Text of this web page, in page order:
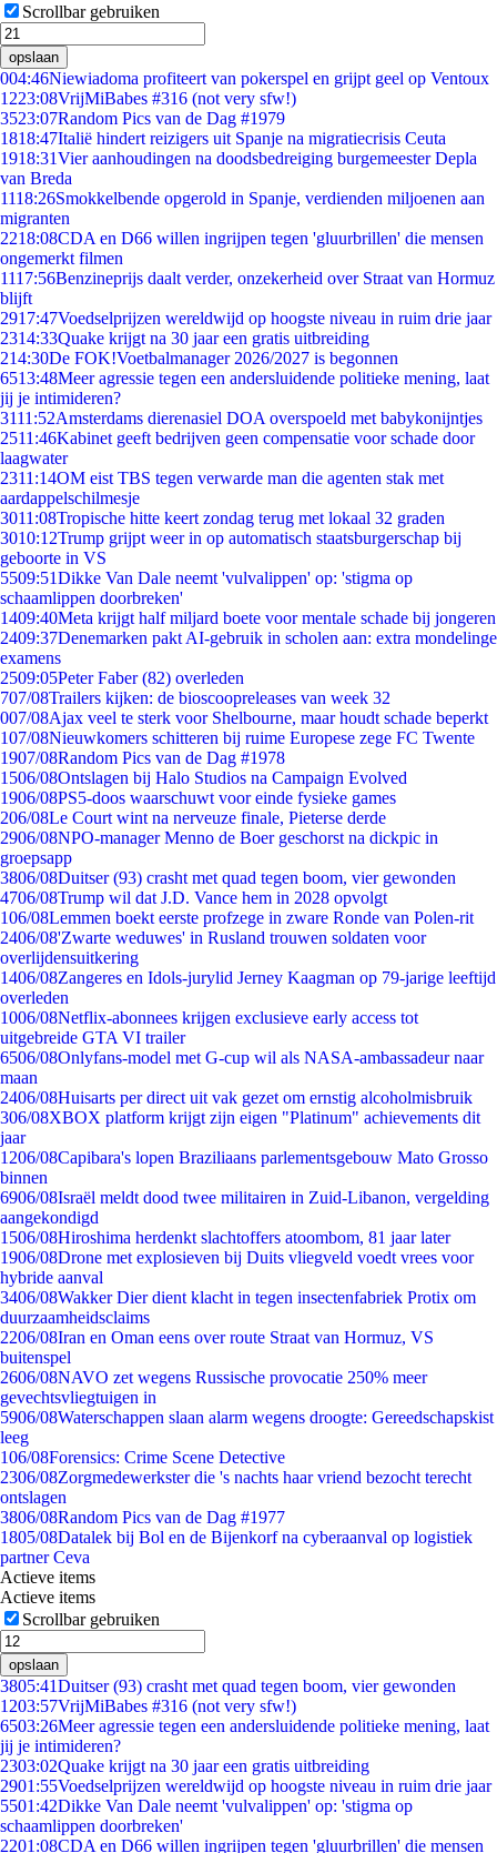
Scrollbar gebruiken
opslaan
004:46Niewiadoma profiteert van pokerspel en grijpt geel op Ventoux
1223:08VrijMiBabes #316 (not very sfw!)
3523:07Random Pics van de Dag #1979
1818:47Italië hindert reizigers uit Spanje na migratiecrisis Ceuta
1918:31Vier aanhoudingen na doodsbedreiging burgemeester Depla
van Breda
1118:26Smokkelbende opgerold in Spanje, verdienden miljoenen aan
migranten
2218:08CDA en D66 willen ingrijpen tegen 'gluurbrillen' die mensen
ongemerkt filmen
1117:56Benzineprijs daalt verder, onzekerheid over Straat van Hormuz
blijft
2917:47Voedselprijzen wereldwijd op hoogste niveau in ruim drie jaar
2314:33Quake krijgt na 30 jaar een gratis uitbreiding
214:30De FOK!Voetbalmanager 2026/2027 is begonnen
6513:48Meer agressie tegen een andersluidende politieke mening, laat
jij je intimideren?
3111:52Amsterdams dierenasiel DOA overspoeld met babykonijntjes
2511:46Kabinet geeft bedrijven geen compensatie voor schade door
laagwater
2311:14OM eist TBS tegen verwarde man die agenten stak met
aardappelschilmesje
3011:08Tropische hitte keert zondag terug met lokaal 32 graden
3010:12Trump grijpt weer in op automatisch staatsburgerschap bij
geboorte in VS
5509:51Dikke Van Dale neemt 'vulvalippen' op: 'stigma op
schaamlippen doorbreken'
1409:40Meta krijgt half miljard boete voor mentale schade bij jongeren
2409:37Denemarken pakt AI-gebruik in scholen aan: extra mondelinge
examens
2509:05Peter Faber (82) overleden
707/08Trailers kijken: de bioscoopreleases van week 32
007/08Ajax veel te sterk voor Shelbourne, maar houdt schade beperkt
107/08Nieuwkomers schitteren bij ruime Europese zege FC Twente
1907/08Random Pics van de Dag #1978
1506/08Ontslagen bij Halo Studios na Campaign Evolved
1906/08PS5-doos waarschuwt voor einde fysieke games
206/08Le Court wint na nerveuze finale, Pieterse derde
2906/08NPO-manager Menno de Boer geschorst na dickpic in
groepsapp
3806/08Duitser (93) crasht met quad tegen boom, vier gewonden
4706/08Trump wil dat J.D. Vance hem in 2028 opvolgt
106/08Lemmen boekt eerste profzege in zware Ronde van Polen-rit
2406/08'Zwarte weduwes' in Rusland trouwen soldaten voor
overlijdensuitkering
1406/08Zangeres en Idols-jurylid Jerney Kaagman op 79-jarige leeftijd
overleden
1006/08Netflix-abonnees krijgen exclusieve early access tot
uitgebreide GTA VI trailer
6506/08Onlyfans-model met G-cup wil als NASA-ambassadeur naar
maan
2406/08Huisarts per direct uit vak gezet om ernstig alcoholmisbruik
306/08XBOX platform krijgt zijn eigen "Platinum" achievements dit
jaar
1206/08Capibara's lopen Braziliaans parlementsgebouw Mato Grosso
binnen
6906/08Israël meldt dood twee militairen in Zuid-Libanon, vergelding
aangekondigd
1506/08Hiroshima herdenkt slachtoffers atoombom, 81 jaar later
1906/08Drone met explosieven bij Duits vliegveld voedt vrees voor
hybride aanval
3406/08Wakker Dier dient klacht in tegen insectenfabriek Protix om
duurzaamheidsclaims
2206/08Iran en Oman eens over route Straat van Hormuz, VS
buitenspel
2606/08NAVO zet wegens Russische provocatie 250% meer
gevechtsvliegtuigen in
5906/08Waterschappen slaan alarm wegens droogte: Gereedschapskist
leeg
106/08Forensics: Crime Scene Detective
2306/08Zorgmedewerkster die 's nachts haar vriend bezocht terecht
ontslagen
3806/08Random Pics van de Dag #1977
1805/08Datalek bij Bol en de Bijenkorf na cyberaanval op logistiek
partner Ceva
Actieve items
Actieve items
Scrollbar gebruiken
opslaan
3805:41Duitser (93) crasht met quad tegen boom, vier gewonden
1203:57VrijMiBabes #316 (not very sfw!)
6503:26Meer agressie tegen een andersluidende politieke mening, laat
jij je intimideren?
2303:02Quake krijgt na 30 jaar een gratis uitbreiding
2901:55Voedselprijzen wereldwijd op hoogste niveau in ruim drie jaar
5501:42Dikke Van Dale neemt 'vulvalippen' op: 'stigma op
schaamlippen doorbreken'
2201:08CDA en D66 willen ingrijpen tegen 'gluurbrillen' die mensen